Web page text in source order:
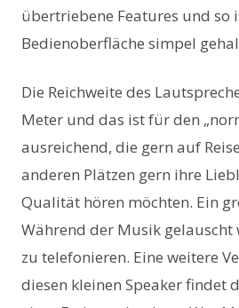
übertriebene Features und so
Bedienoberfläche simpel
Die Reichweite des
Meter und das ist für den
ausreichend, die gern auf
anderen Plätzen gern ihre
Qualität hören möchten. Ein
Während der Musik gelauscht
zu telefonieren. Eine weitere
diesen kleinen Speaker findet